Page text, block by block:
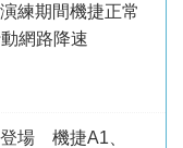
練期間機捷正常
網路降速
場 機捷A1、